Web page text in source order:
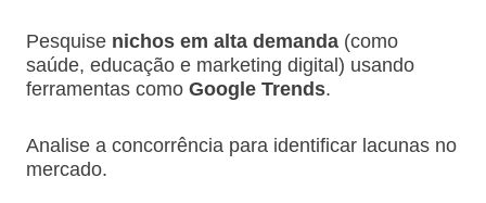
Pesquise nichos em alta demanda(como
saúde, educação e marketing digital) usando
ferramentas como Google Trends.
Analise a concorrência para identificar lacunas no
mercado.